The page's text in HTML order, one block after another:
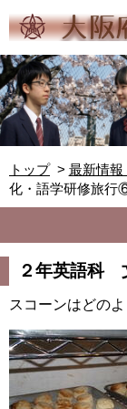
トップ 最新情報
化・語学研修旅行
２年英語科
スコーンはどの